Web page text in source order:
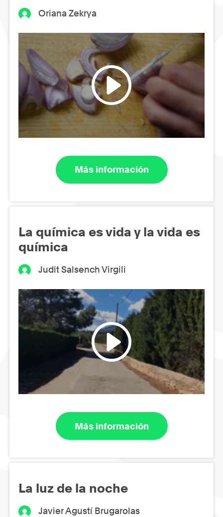
Oriana Zekrya
Más información
La química es vida y la vida es
química
Judit Salsench Virgili
Más información
La luz de la noche
Javier Agustí Brugarolas